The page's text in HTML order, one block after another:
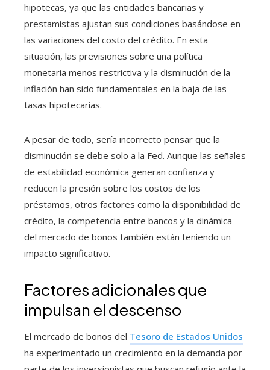
hipotecas, ya que las entidades bancarias y
prestamistas ajustan sus condiciones basándose en
las variaciones del costo del crédito. En esta
situación, las previsiones sobre una política
monetaria menos restrictiva y la disminución de la
inflación han sido fundamentales en la baja de las
tasas hipotecarias.
A pesar de todo, sería incorrecto pensar que la
disminución se debe solo a la Fed. Aunque las señales
de estabilidad económica generan confianza y
reducen la presión sobre los costos de los
préstamos, otros factores como la disponibilidad de
crédito, la competencia entre bancos y la dinámica
del mercado de bonos también están teniendo un
impacto significativo.
Factores adicionales que
impulsan el descenso
El mercado de bonos del Tesoro de Estados Unidos
ha experimentado un crecimiento en la demanda por